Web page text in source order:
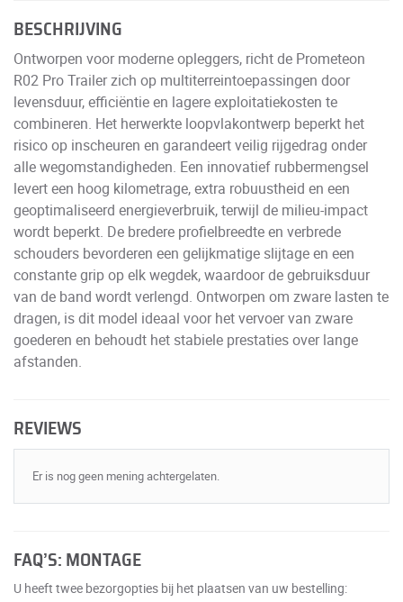
BESCHRIJVING
Ontworpen voor moderne opleggers, richt de Prometeon
R02 Pro Trailer zich op multiterrein­toepassingen door
levensduur, efficiëntie en lagere exploitatiekosten te
combineren. Het herwerkte loopvlakontwerp beperkt het
risico op inscheuren en garandeert veilig rijgedrag onder
alle wegomstandigheden. Een innovatief rubbermengsel
levert een hoog kilometrage, extra robuustheid en een
geoptimaliseerd energieverbruik, terwijl de milieu-impact
wordt beperkt. De bredere profielbreedte en verbrede
schouders bevorderen een gelijkmatige slijtage en een
constante grip op elk wegdek, waardoor de gebruiksduur
van de band wordt verlengd. Ontworpen om zware lasten te
dragen, is dit model ideaal voor het vervoer van zware
goederen en behoudt het stabiele prestaties over lange
afstanden.
REVIEWS
Er is nog geen mening achtergelaten.
FAQ’S: MONTAGE
U heeft twee bezorgopties bij het plaatsen van uw bestelling: